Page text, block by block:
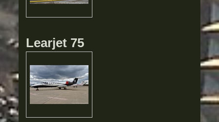
Learjet 75